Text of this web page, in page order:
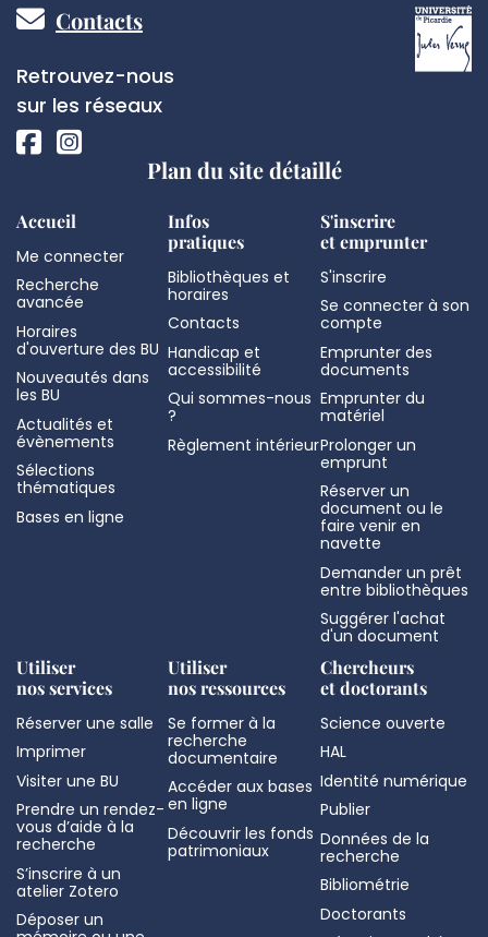
Pied
de
page
Contacts
Réseaux
sociaux
Retrouvez-nous
sur les réseaux
Plan du site détaillé
Accueil
Me connecter
Recherche
avancée
Horaires
d'ouverture des BU
Nouveautés dans
les BU
Actualités et
évènements
Sélections
thématiques
Bases en ligne
Infos
pratiques
Bibliothèques et
horaires
Contacts
Handicap et
accessibilité
Qui sommes-nous
?
Règlement intérieur
S'inscrire
et emprunter
S'inscrire
Se connecter à son
compte
Emprunter des
documents
Emprunter du
matériel
Prolonger un
emprunt
Réserver un
document ou le
faire venir en
navette
Demander un prêt
entre bibliothèques
Suggérer l'achat
d'un document
Utiliser
nos services
Réserver une salle
Imprimer
Visiter une BU
Prendre un rendez-
vous d’aide à la
recherche
S’inscrire à un
atelier Zotero
Déposer un
Utiliser
nos ressources
Se former à la
recherche
documentaire
Accéder aux bases
en ligne
Découvrir les fonds
patrimoniaux
Chercheurs
et doctorants
Science ouverte
HAL
Identité numérique
Publier
Données de la
recherche
Bibliométrie
Doctorants